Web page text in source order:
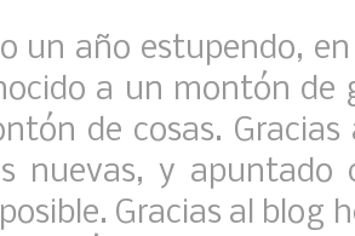
un año estupendo,
a un montón de
de cosas.
nuevas, y apuntado
Gracias al blog